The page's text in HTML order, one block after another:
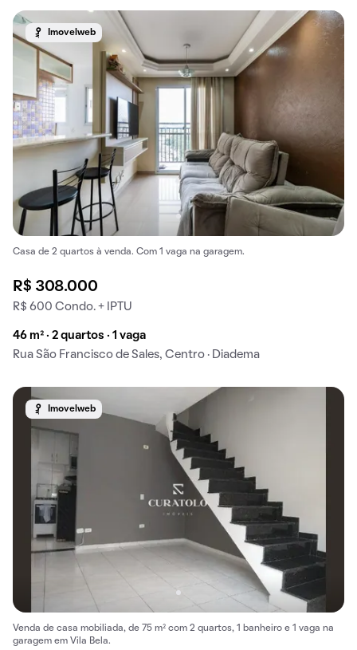
Imovelweb
Casa de 2 quartos à venda. Com 1 vaga na garagem.
R$ 308.000
R$ 600 Condo. + IPTU
46 m² · 2 quartos · 1 vaga
Rua São Francisco de Sales, Centro · Diadema
Imovelweb
Venda de casa mobiliada, de 75 m² com 2 quartos, 1 banheiro e 1 vaga na
garagem em Vila Bela.